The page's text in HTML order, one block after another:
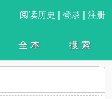
阅读历史 | 登录| 注册
全 本 搜 索